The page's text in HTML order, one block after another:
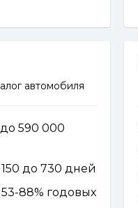
автомобиля
590 000
150 до 730 дней
53-88% годовых